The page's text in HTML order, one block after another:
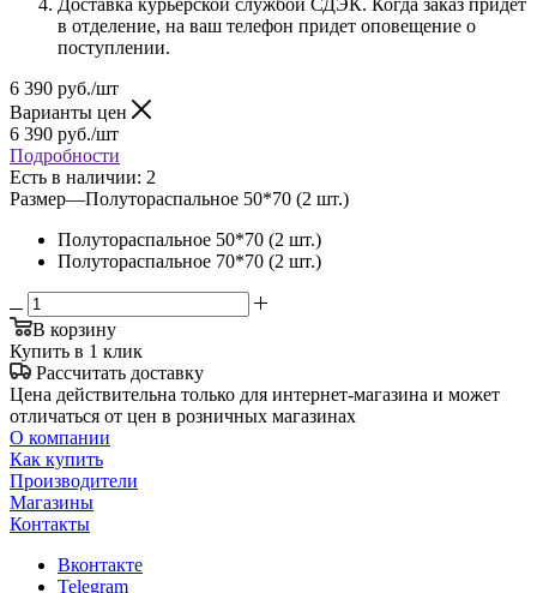
в отделение, на ваш телефон придет оповещение о
поступлении.
6 390 руб./шт
Варианты цен
6 390 руб./шт
Подробности
Есть в наличии: 2
Размер—Полутораспальное 50*70 (2 шт.)
Полутораспальное 50*70 (2 шт.)
Полутораспальное 70*70 (2 шт.)
В корзину
Купить в 1 клик
Рассчитать доставку
Цена действительна только для интернет-магазина и может
отличаться от цен в розничных магазинах
О компании
Как купить
Производители
Магазины
Контакты
Вконтакте
Telegram